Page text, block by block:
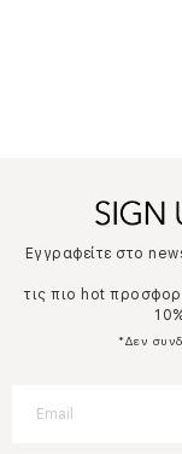
Εγγραφείτε στο
τις πιο hot
*Δεν